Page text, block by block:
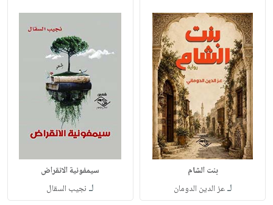
بنت الشام
لـعز الدين الدومان
سيمفونية الانقراض
لـ نجيب السقال